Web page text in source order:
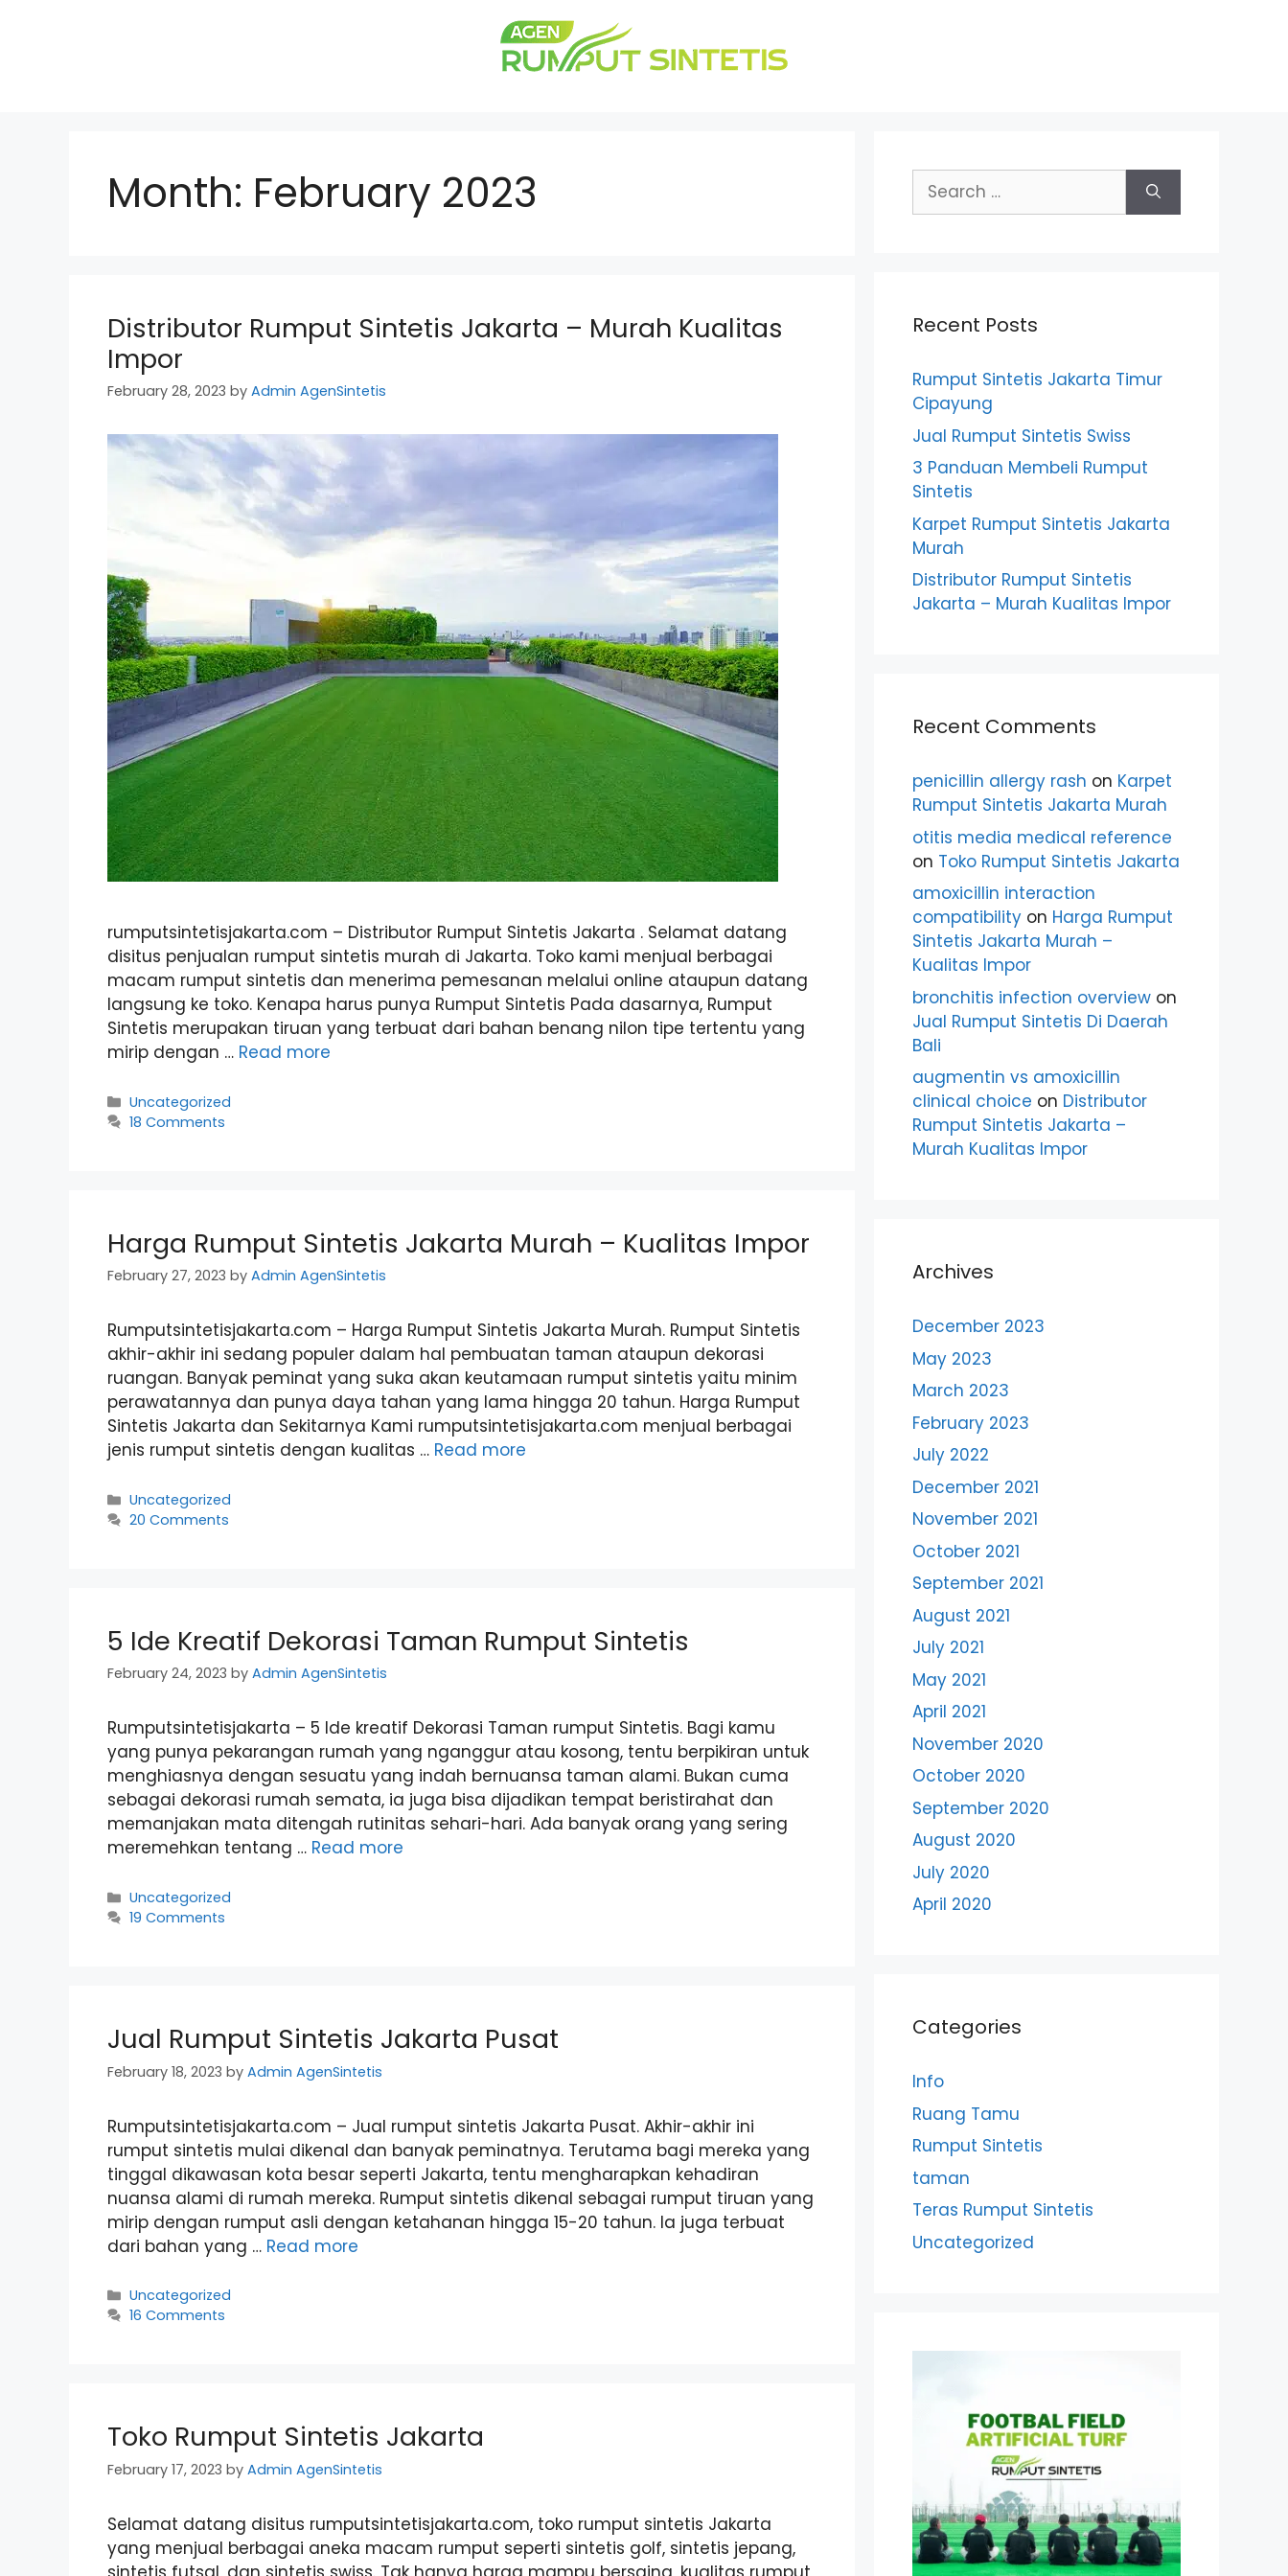
Month: February 2023
Distributor Rumput Sintetis Jakarta – Murah Kualitas
Impor
February 28, 2023 by Admin AgenSintetis
rumputsintetisjakarta.com – Distributor Rumput Sintetis Jakarta . Selamat datang
disitus penjualan rumput sintetis murah di Jakarta. Toko kami menjual berbagai
macam rumput sintetis dan menerima pemesanan melalui online ataupun datang
langsung ke toko. Kenapa harus punya Rumput Sintetis Pada dasarnya, Rumput
Sintetis merupakan tiruan yang terbuat dari bahan benang nilon tipe tertentu yang
mirip dengan … Read more
Categories
Uncategorized
18 Comments
Harga Rumput Sintetis Jakarta Murah – Kualitas Impor
February 27, 2023 by Admin AgenSintetis
Rumputsintetisjakarta.com – Harga Rumput Sintetis Jakarta Murah. Rumput Sintetis
akhir-akhir ini sedang populer dalam hal pembuatan taman ataupun dekorasi
ruangan. Banyak peminat yang suka akan keutamaan rumput sintetis yaitu minim
perawatannya dan punya daya tahan yang lama hingga 20 tahun. Harga Rumput
Sintetis Jakarta dan Sekitarnya Kami rumputsintetisjakarta.com menjual berbagai
jenis rumput sintetis dengan kualitas … Read more
Categories
Uncategorized
20 Comments
5 Ide Kreatif Dekorasi Taman Rumput Sintetis
February 24, 2023 by Admin AgenSintetis
Rumputsintetisjakarta – 5 Ide kreatif Dekorasi Taman rumput Sintetis. Bagi kamu
yang punya pekarangan rumah yang nganggur atau kosong, tentu berpikiran untuk
menghiasnya dengan sesuatu yang indah bernuansa taman alami. Bukan cuma
sebagai dekorasi rumah semata, ia juga bisa dijadikan tempat beristirahat dan
memanjakan mata ditengah rutinitas sehari-hari. Ada banyak orang yang sering
meremehkan tentang … Read more
Categories
Uncategorized
19 Comments
Jual Rumput Sintetis Jakarta Pusat
February 18, 2023 by Admin AgenSintetis
Rumputsintetisjakarta.com – Jual rumput sintetis Jakarta Pusat. Akhir-akhir ini
rumput sintetis mulai dikenal dan banyak peminatnya. Terutama bagi mereka yang
tinggal dikawasan kota besar seperti Jakarta, tentu mengharapkan kehadiran
nuansa alami di rumah mereka. Rumput sintetis dikenal sebagai rumput tiruan yang
mirip dengan rumput asli dengan ketahanan hingga 15-20 tahun. Ia juga terbuat
dari bahan yang … Read more
Categories
Uncategorized
16 Comments
Toko Rumput Sintetis Jakarta
February 17, 2023 by Admin AgenSintetis
Selamat datang disitus rumputsintetisjakarta.com, toko rumput sintetis Jakarta
yang menjual berbagai aneka macam rumput seperti sintetis golf, sintetis jepang,
Search
for:
Recent Posts
Rumput Sintetis Jakarta Timur
Cipayung
Jual Rumput Sintetis Swiss
3 Panduan Membeli Rumput
Sintetis
Karpet Rumput Sintetis Jakarta
Murah
Distributor Rumput Sintetis
Jakarta – Murah Kualitas Impor
Recent Comments
penicillin allergy rash on Karpet
Rumput Sintetis Jakarta Murah
otitis media medical reference
on Toko Rumput Sintetis Jakarta
amoxicillin interaction
compatibility on Harga Rumput
Sintetis Jakarta Murah –
Kualitas Impor
bronchitis infection overview on
Jual Rumput Sintetis Di Daerah
Bali
augmentin vs amoxicillin
clinical choice on Distributor
Rumput Sintetis Jakarta –
Murah Kualitas Impor
Archives
December 2023
May 2023
March 2023
February 2023
July 2022
December 2021
November 2021
October 2021
September 2021
August 2021
July 2021
May 2021
April 2021
November 2020
October 2020
September 2020
August 2020
July 2020
April 2020
Categories
Info
Ruang Tamu
Rumput Sintetis
taman
Teras Rumput Sintetis
Uncategorized